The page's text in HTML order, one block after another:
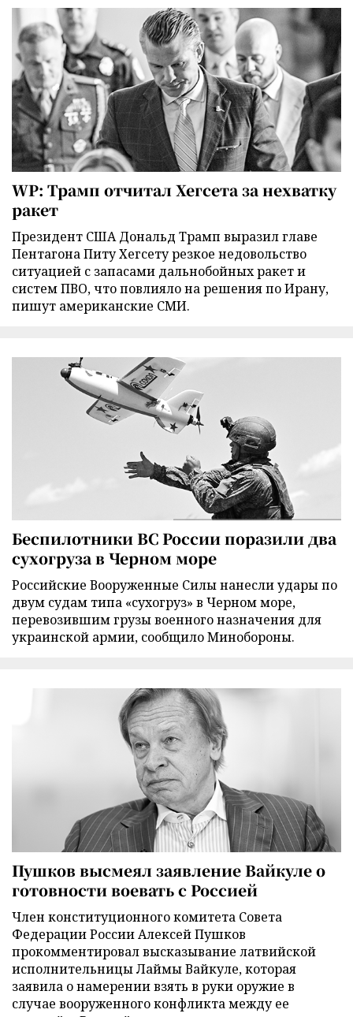
WP: Трамп отчитал Хегсета за нехватку
ракет
Президент США Дональд Трамп выразил главе
Пентагона Питу Хегсету резкое недовольство
ситуацией с запасами дальнобойных ракет и
систем ПВО, что повлияло на решения по Ирану,
пишут американские СМИ.
Беспилотники ВС России поразили два
сухогруза в Черном море
Российские Вооруженные Силы нанесли удары по
двум судам типа «сухогруз» в Черном море,
перевозившим грузы военного назначения для
украинской армии, сообщило Минобороны.
Пушков высмеял заявление Вайкуле о
готовности воевать с Россией
Член конституционного комитета Совета
Федерации России Алексей Пушков
прокомментировал высказывание латвийской
исполнительницы Лаймы Вайкуле, которая
заявила о намерении взять в руки оружие в
случае вооруженного конфликта между ее